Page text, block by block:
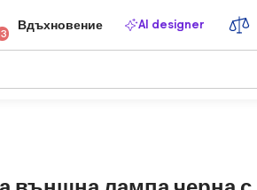
Вдъхновение AI designer